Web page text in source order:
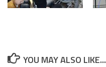
YOU MAY ALSO LIKE...